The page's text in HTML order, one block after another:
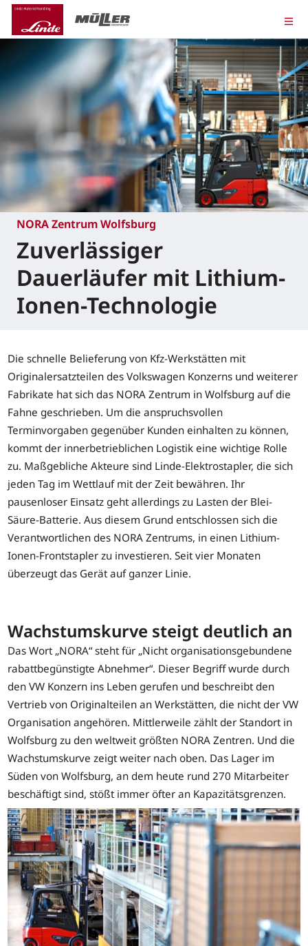
NORA Zentrum Wolfsburg
Zuverlässiger
Dauerläufer mit Lithium-
Ionen-Technologie
Die schnelle Belieferung von Kfz-Werkstätten mit
Originalersatzteilen des Volkswagen Konzerns und weiterer
Fabrikate hat sich das NORA Zentrum in Wolfsburg auf die
Fahne geschrieben. Um die anspruchsvollen
Terminvorgaben gegenüber Kunden einhalten zu können,
kommt der innerbetrieblichen Logistik eine wichtige Rolle
zu. Maßgebliche Akteure sind Linde-Elektrostapler, die sich
jeden Tag im Wettlauf mit der Zeit bewähren. Ihr
pausenloser Einsatz geht allerdings zu Lasten der Blei-
Säure-Batterie. Aus diesem Grund entschlossen sich die
Verantwortlichen des NORA Zentrums, in einen Lithium-
Ionen-Frontstapler zu investieren. Seit vier Monaten
überzeugt das Gerät auf ganzer Linie.
Wachstumskurve steigt deutlich an
Das Wort „NORA“ steht für „Nicht organisationsgebundene
rabattbegünstigte Abnehmer“. Dieser Begriff wurde durch
den VW Konzern ins Leben gerufen und beschreibt den
Vertrieb von Originalteilen an Werkstätten, die nicht der VW
Organisation angehören. Mittlerweile zählt der Standort in
Wolfsburg zu den weltweit größten NORA Zentren. Und die
Wachstumskurve zeigt weiter nach oben. Das Lager im
Süden von Wolfsburg, an dem heute rund 270 Mitarbeiter
beschäftigt sind, stößt immer öfter an Kapazitätsgrenzen.